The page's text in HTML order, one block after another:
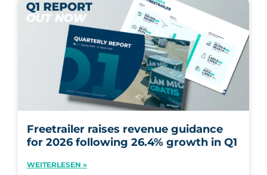
Freetrailer raises revenue guidance
for 2026 following 26.4% growth in Q1
WEITERLESEN »